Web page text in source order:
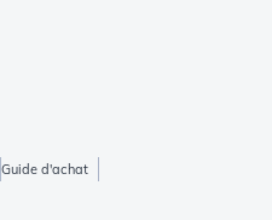
Guide d'achat